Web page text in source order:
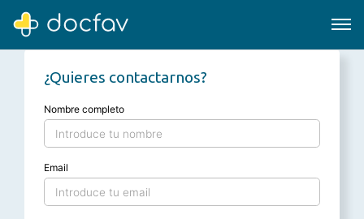
Buscar
Software para clínicas
Soporte
¿Quieres contactarnos?
Nombre completo
Email